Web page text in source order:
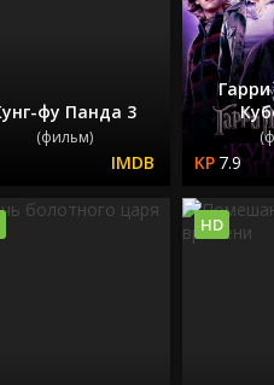
фу Панда 3
(фильм)
7.9
HD